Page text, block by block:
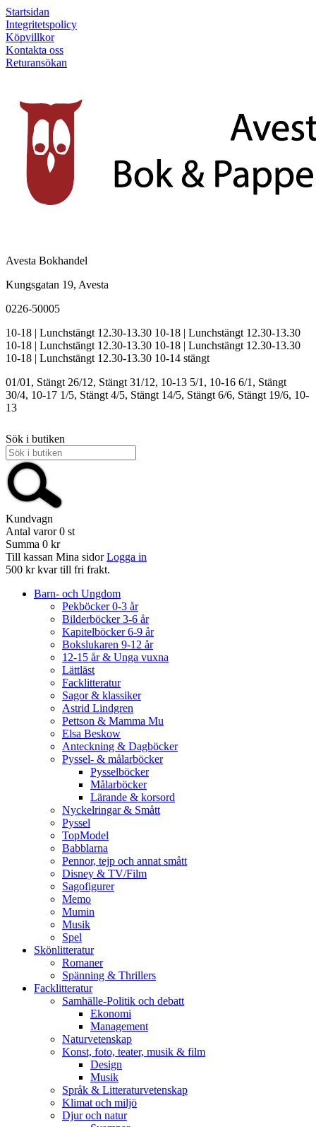
Startsidan
Integritetspolicy
Köpvillkor
Kontakta oss
Returansökan
Avesta Bokhandel
Kungsgatan 19, Avesta
0226-50005
10-18 | Lunchstängt 12.30-13.30 10-18 | Lunchstängt 12.30-13.30
10-18 | Lunchstängt 12.30-13.30 10-18 | Lunchstängt 12.30-13.30
10-18 | Lunchstängt 12.30-13.30 10-14 stängt
01/01, Stängt 26/12, Stängt 31/12, 10-13 5/1, 10-16 6/1, Stängt
30/4, 10-17 1/5, Stängt 4/5, Stängt 14/5, Stängt 6/6, Stängt 19/6, 10-
13
Sök i butiken
Kundvagn
Antal varor 0 st
Summa 0 kr
Till kassan Mina sidor Logga in
500 kr kvar till fri frakt.
Barn- och Ungdom
Pekböcker 0-3 år
Bilderböcker 3-6 år
Kapitelböcker 6-9 år
Bokslukaren 9-12 år
12-15 år & Unga vuxna
Lättläst
Facklitteratur
Sagor & klassiker
Astrid Lindgren
Pettson & Mamma Mu
Elsa Beskow
Anteckning & Dagböcker
Pyssel- & målarböcker
Pysselböcker
Målarböcker
Lärande & korsord
Nyckelringar & Smått
Pyssel
TopModel
Babblarna
Pennor, tejp och annat smått
Disney & TV/Film
Sagofigurer
Memo
Mumin
Musik
Spel
Skönlitteratur
Romaner
Spänning & Thrillers
Facklitteratur
Samhälle-Politik och debatt
Ekonomi
Management
Naturvetenskap
Konst, foto, teater, musik & film
Design
Musik
Språk & Litteraturvetenskap
Klimat och miljö
Djur och natur